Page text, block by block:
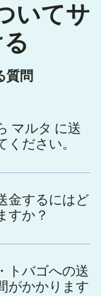
いてサ
質問
マルタ に送
ください。
金するにはど
すか？
トバゴへの送
がかかります